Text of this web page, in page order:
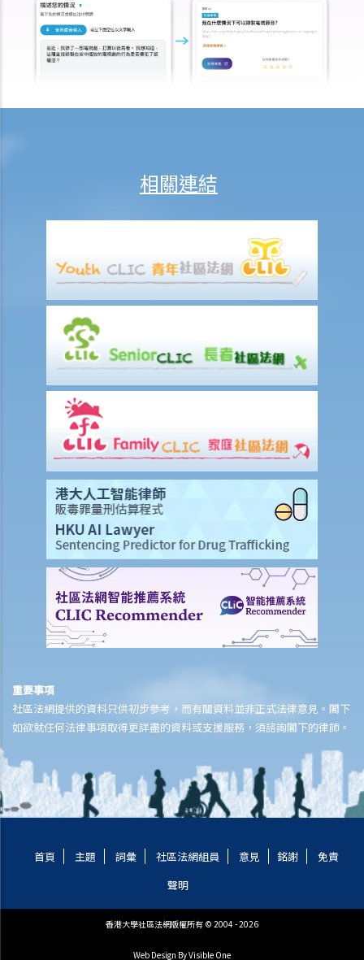
L. 假結婚
1. 假結婚可以被起訴那些刑事罪行以及刑罰是甚麼？
2. 如何證明一段婚姻是假結婚？
M. 婚姻狀況記錄
2. 我的妻子是澳洲人。我想她來香港與我同住。我要怎樣做？
3. 我幾年前在內地結婚，但後來丈夫離開了我，不知所蹤。我現在想在
香港再結婚了，我有可能干犯重婚罪嗎？
5. 我是一名女性，與男朋友同居，並不打算結婚。我們在法律上的保障
會較少嗎？
6. 我快將要結婚了。我的父親很富有，他不大相信我的未婚夫，建議我
與未婚夫訂立婚姻協議書。甚麼是婚姻協議書？
7. 婚姻協議具法律效力嗎？
1. 父親對非婚生子女有父母權利嗎？如果非婚生子女在出生登記時未有
註冊父親名字，該名父親其後是否可以行使父母權利？需要子女的母親
同意嗎？是否需要任何證據（例如脱氧核醣核酸測試報告）？
2. 在香港，同性伴侶是否享有與異性伴侶相同的育兒權？
3. 未滿18歲的青少年能不顧父母反對整容嗎？
4. 與父母職責有關的罪行
5. 體罰與暴力：界限是甚麼？
管養和監護兒童
A. 由健在的父母委任臨時監護人
B. 由法庭委任監護人
C. 《未成年人監護條例》
A. 概述離婚帶來的影響
B. 其他解決婚姻問題之方法
1. 除了向法庭申請離婚之外，還有什麼其他渠道解決雙方之分歧？有關
方法與離婚訴訟有何差異？
2. 家事調解有什麼優點？
3. 那些官方或義務性質的機構可為夫婦在離婚前後提供家事調解服務？
C. 離婚（先決條件）
2. 我能否在香港辦理離婚？我需要符合什麼條件？
相關連結
重要事項
社區法網提供的資料只供初步參考，而有關資料並非正式法律意見。閣下
如欲就任何法律事項取得更詳盡的資料或支援服務，須諮詢閣下的律師。
首頁 主題 詞彙 社區法網組員 意見 銘謝
免責
聲明
香港大學社區法網版權所有 © 2004 - 2026
Web Design By Visible One